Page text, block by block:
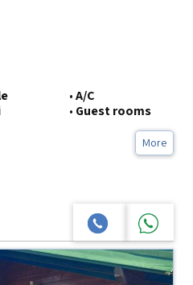
•A/C
• Guest rooms
More